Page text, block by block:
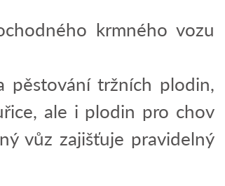
krmného vozu
pěstování tržních plodin,
ale i plodin pro chov
vůz zajišťuje pravidelný